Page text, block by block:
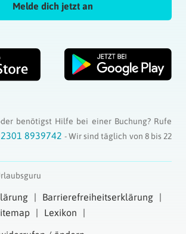
Melde dich jetzt an
benötigst Hilfe bei einer Buchung? Rufe
8939742 - Wir sind täglich von 8 bis 22
Barrierefreiheitserklärung
Lexikon